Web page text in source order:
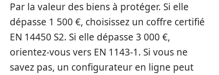
Par la valeur des biens à protéger. Si elle
dépasse 1 500 €, choisissez un coffre certifié
EN 14450 S2. Si elle dépasse 3 000 €,
orientez-vous vers EN 1143-1. Si vous ne
savez pas, un configurateur en ligne peut